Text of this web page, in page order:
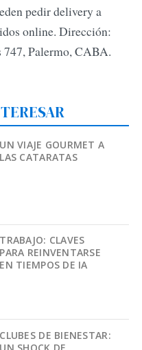
pedir delivery a
online. Dirección:
Palermo, CABA.
UN VIAJE GOURMET A
LAS CATARATAS
TRABAJO: CLAVES
PARA REINVENTARSE
EN TIEMPOS DE IA
CLUBES DE BIENESTAR:
UN SHOCK DE